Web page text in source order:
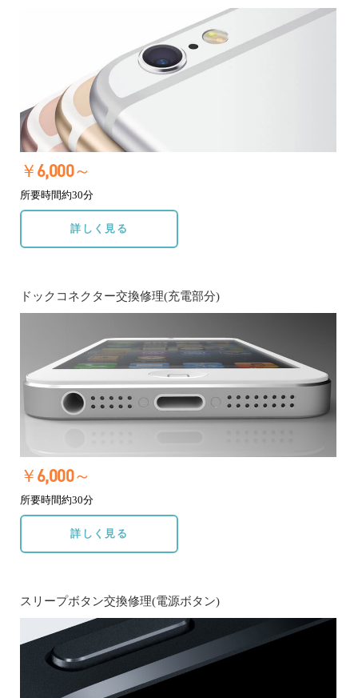
￥6,000～
所要時間約30分
詳しく見る
ドックコネクター交換修理(充電部分)
￥6,000～
所要時間約30分
詳しく見る
スリープボタン交換修理(電源ボタン)